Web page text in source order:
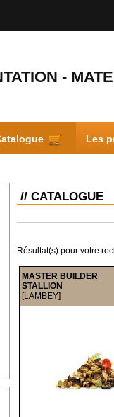
-
Les
// CATALOGUE
Résultat(s) pour votre
MASTER BUILDER
STALLION
[LAMBEY]